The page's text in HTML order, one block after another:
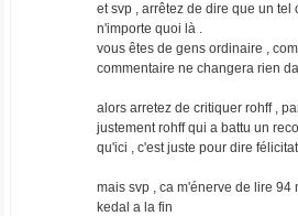
et svp , arrêtez de dire que un tel
n'importe quoi là .
vous êtes de gens ordinaire ,
commentaire ne changera rien
alors arretez de critiquer rohff ,
justement rohff qui a battu un
qu'ici , c'est juste pour dire
mais svp , ca m'énerve de lire 94
kedal a la fin